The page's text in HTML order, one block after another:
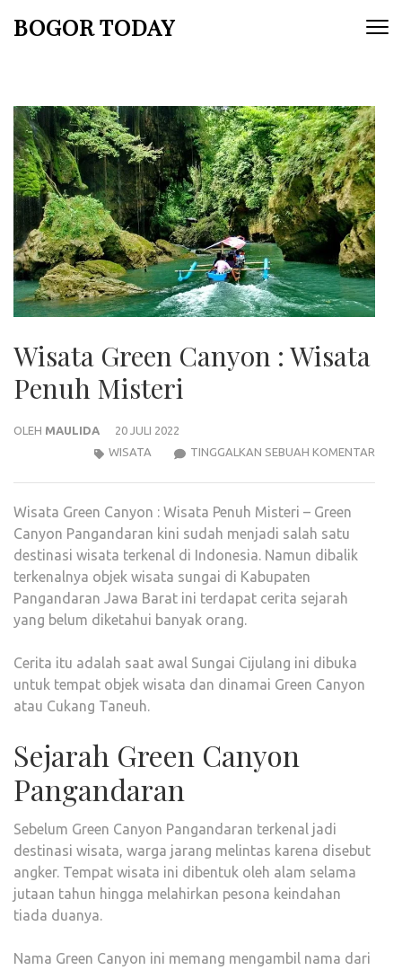
BOGOR TODAY
Wisata Green Canyon : Wisata
Penuh Misteri
OLEH MAULIDA
20 JULI 2022
TINGGALKAN SEBUAH KOMENTAR
WISATA
Wisata Green Canyon : Wisata Penuh Misteri – Green
Canyon Pangandaran kini sudah menjadi salah satu
destinasi wisata terkenal di Indonesia. Namun dibalik
terkenalnya objek wisata sungai di Kabupaten
Pangandaran Jawa Barat ini terdapat cerita sejarah
yang belum diketahui banyak orang.
Cerita itu adalah saat awal Sungai Cijulang ini dibuka
untuk tempat objek wisata dan dinamai Green Canyon
atau Cukang Taneuh.
Sejarah Green Canyon
Pangandaran
Sebelum Green Canyon Pangandaran terkenal jadi
destinasi wisata, warga jarang melintas karena disebut
angker. Tempat wisata ini dibentuk oleh alam selama
jutaan tahun hingga melahirkan pesona keindahan
tiada duanya.
Nama Green Canyon ini memang mengambil nama dari